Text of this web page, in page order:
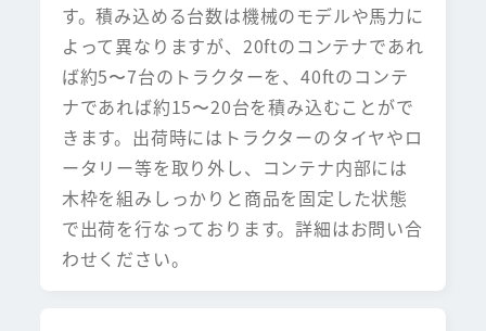
す。積み込める台数は機械のモデルや馬力に
よって異なりますが、20ftのコンテナであれ
ば約5〜7台のトラクターを、40ftのコンテ
ナであれば約15〜20台を積み込むことがで
きます。出荷時にはトラクターのタイヤやロ
ータリー等を取り外し、コンテナ内部には
木枠を組みしっかりと商品を固定した状態
で出荷を行なっております。詳細はお問い合
わせください。